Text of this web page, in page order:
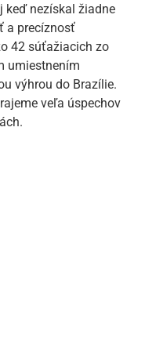
keď nezískal žiadne
a precíznosť
42 súťažiacich zo
umiestnením
výhrou do Brazílie.
veľa úspechov